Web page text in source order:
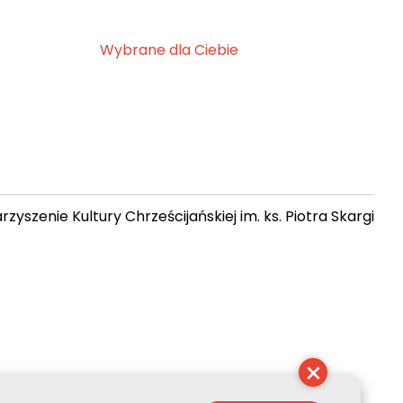
Wybrane dla Ciebie
Kultury Chrześcijańskiej im. ks. Piotra Skargi
×